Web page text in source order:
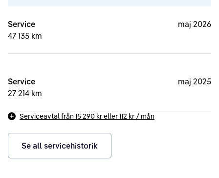
Service
47 135 km
maj 2026
Service
27 214 km
maj 2025
Serviceavtal från 15 290 kreller112 kr / mån
Se all servicehistorik